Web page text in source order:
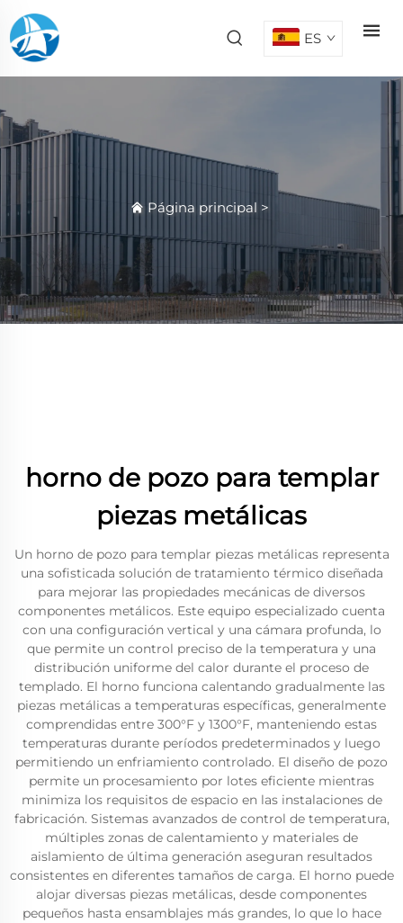
ES
Página principal >
horno de pozo para templar
piezas metálicas
Un horno de pozo para templar piezas metálicas representa
una sofisticada solución de tratamiento térmico diseñada
para mejorar las propiedades mecánicas de diversos
componentes metálicos. Este equipo especializado cuenta
con una configuración vertical y una cámara profunda, lo
que permite un control preciso de la temperatura y una
distribución uniforme del calor durante el proceso de
templado. El horno funciona calentando gradualmente las
piezas metálicas a temperaturas específicas, generalmente
comprendidas entre 300°F y 1300°F, manteniendo estas
temperaturas durante períodos predeterminados y luego
permitiendo un enfriamiento controlado. El diseño de pozo
permite un procesamiento por lotes eficiente mientras
minimiza los requisitos de espacio en las instalaciones de
fabricación. Sistemas avanzados de control de temperatura,
múltiples zonas de calentamiento y materiales de
aislamiento de última generación aseguran resultados
consistentes en diferentes tamaños de carga. El horno puede
alojar diversas piezas metálicas, desde componentes
pequeños hasta ensamblajes más grandes, lo que lo hace